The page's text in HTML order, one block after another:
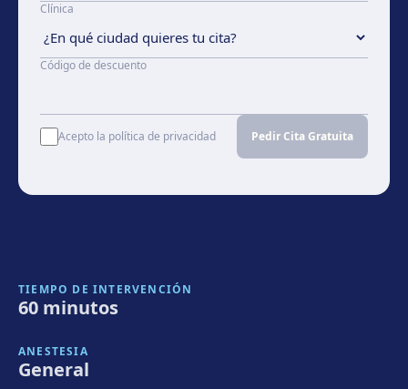
Clínica
Código de descuento
Acepto la política de privacidad Pedir Cita Gratuita
TIEMPO DE INTERVENCIÓN
60 minutos
ANESTESIA
General